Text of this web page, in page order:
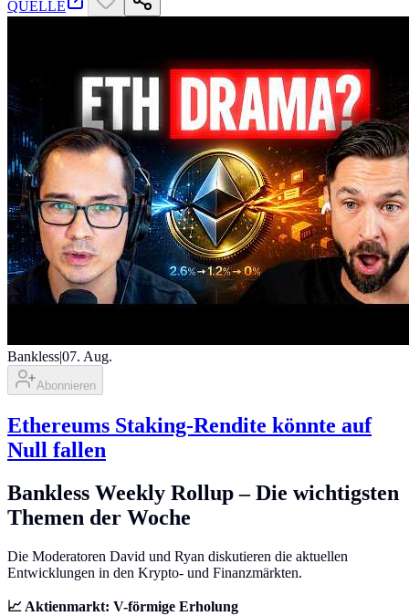
QUELLE
Bankless|07. Aug.
Abonnieren
Ethereums Staking-Rendite könnte auf
Null fallen
Bankless Weekly Rollup – Die wichtigsten
Themen der Woche
Die Moderatoren David und Ryan diskutieren die aktuellen
Entwicklungen in den Krypto- und Finanzmärkten.
📈 Aktienmarkt: V-förmige Erholung